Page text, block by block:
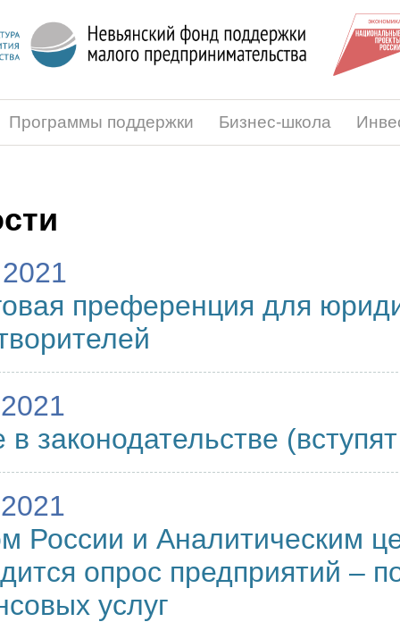
Программы поддержки Бизнес-школа
преференция для
законодательстве
России и Аналитическим
опрос предприятий –
услуг